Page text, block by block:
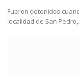
Fueron detenidos
localidad de San